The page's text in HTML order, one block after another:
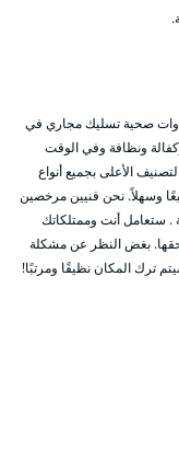
صحية تسليك مجاري في
ونظافة وفي الوقت
الأعلى بجميع أنواع
وسهلاً. نحن فنيين مرخصين
. ستعامل أنت وممتلكاتك
بغض النظر عن مشكلة
ترك المكان نظيفًا ومرتبًا!